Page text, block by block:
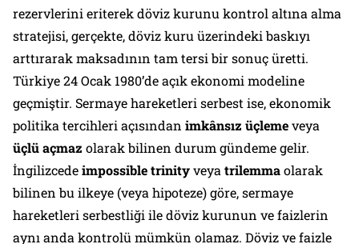
rezervlerini eriterek döviz kurunu kontrol altına alma
stratejisi, gerçekte, döviz kuru üzerindeki baskıyı
arttırarak maksadının tam tersi bir sonuç üretti.
Türkiye 24 Ocak 1980’de açık ekonomi modeline
geçmiştir. Sermaye hareketleri serbest ise, ekonomik
politika tercihleri açısından imkânsız üçlemeveya
üçlü açmaz olarak bilinen durum gündeme gelir.
İngilizcedeimpossible trinityveya trilemmaolarak
bilinen bu ilkeye (veya hipoteze) göre, sermaye
hareketleri serbestliği ile döviz kurunun ve faizlerin
aynı anda kontrolü mümkün olamaz. Döviz ve faizle